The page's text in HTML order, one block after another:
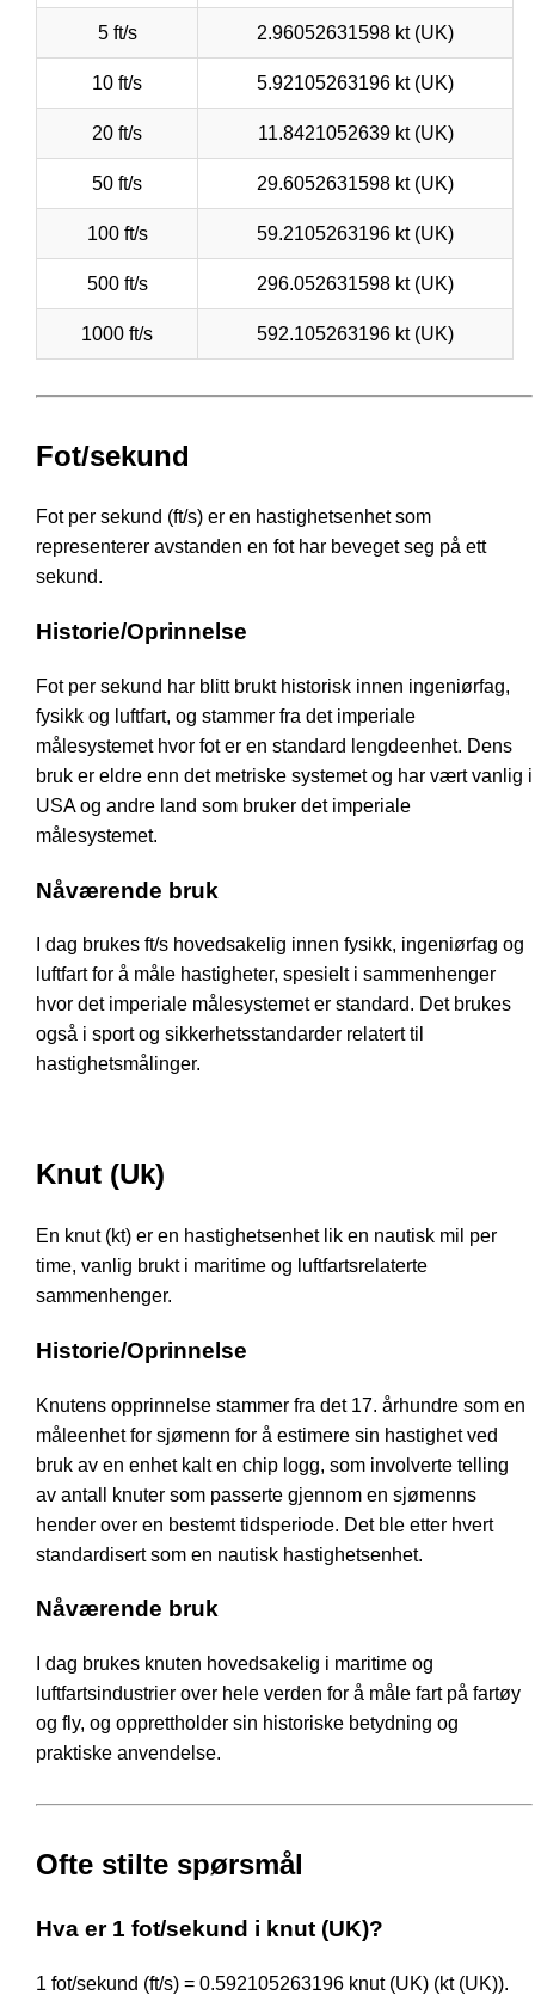
5 ft/s 2.96052631598 kt (UK)
10 ft/s 5.92105263196 kt (UK)
20 ft/s 11.8421052639 kt (UK)
50 ft/s 29.6052631598 kt (UK)
100 ft/s 59.2105263196 kt (UK)
500 ft/s 296.052631598 kt (UK)
1000 ft/s 592.105263196 kt (UK)
Fot/sekund
Fot per sekund (ft/s) er en hastighetsenhet som
representerer avstanden en fot har beveget seg på ett
sekund.
Historie/Oprinnelse
Fot per sekund har blitt brukt historisk innen ingeniørfag,
fysikk og luftfart, og stammer fra det imperiale
målesystemet hvor fot er en standard lengdeenhet. Dens
bruk er eldre enn det metriske systemet og har vært vanlig i
USA og andre land som bruker det imperiale
målesystemet.
Nåværende bruk
I dag brukes ft/s hovedsakelig innen fysikk, ingeniørfag og
luftfart for å måle hastigheter, spesielt i sammenhenger
hvor det imperiale målesystemet er standard. Det brukes
også i sport og sikkerhetsstandarder relatert til
hastighetsmålinger.
Knut (Uk)
En knut (kt) er en hastighetsenhet lik en nautisk mil per
time, vanlig brukt i maritime og luftfartsrelaterte
sammenhenger.
Historie/Oprinnelse
Knutens opprinnelse stammer fra det 17. århundre som en
måleenhet for sjømenn for å estimere sin hastighet ved
bruk av en enhet kalt en chip logg, som involverte telling
av antall knuter som passerte gjennom en sjømenns
hender over en bestemt tidsperiode. Det ble etter hvert
standardisert som en nautisk hastighetsenhet.
Nåværende bruk
I dag brukes knuten hovedsakelig i maritime og
luftfartsindustrier over hele verden for å måle fart på fartøy
og fly, og opprettholder sin historiske betydning og
praktiske anvendelse.
Ofte stilte spørsmål
Hva er 1 fot/sekund i knut (UK)?
1 fot/sekund (ft/s) = 0.592105263196 knut (UK) (kt (UK)).